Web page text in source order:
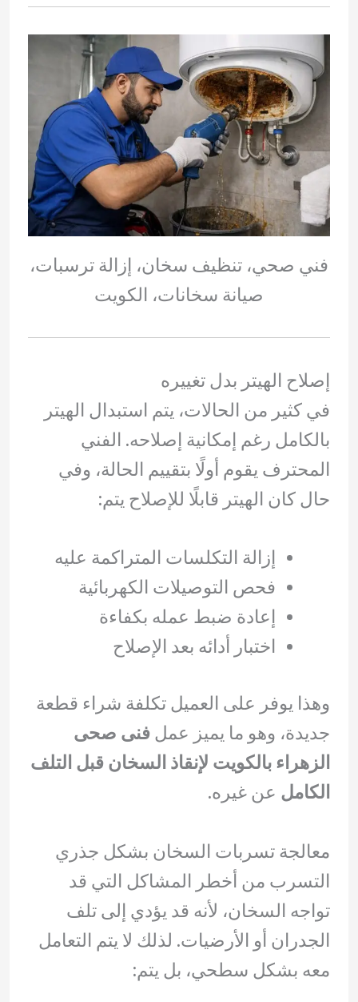
فني صحي، تنظيف سخان، إزالة ترسبات،
صيانة سخانات، الكويت
إصلاح الهيتر بدل تغييره
في كثير من الحالات، يتم استبدال الهيتر
بالكامل رغم إمكانية إصلاحه. الفني
المحترف يقوم أولًا بتقييم الحالة، وفي
حال كان الهيتر قابلًا للإصلاح يتم:
إزالة التكلسات المتراكمة عليه
فحص التوصيلات الكهربائية
إعادة ضبط عمله بكفاءة
اختبار أدائه بعد الإصلاح
وهذا يوفر على العميل تكلفة شراء قطعة
جديدة، وهو ما يميز عملفنى صحى
الزهراء بالكويت لإنقاذ السخان قبل التلف
الكامل عن غيره.
معالجة تسربات السخان بشكل جذري
التسرب من أخطر المشاكل التي قد
تواجه السخان، لأنه قد يؤدي إلى تلف
الجدران أو الأرضيات. لذلك لا يتم التعامل
معه بشكل سطحي، بل يتم: